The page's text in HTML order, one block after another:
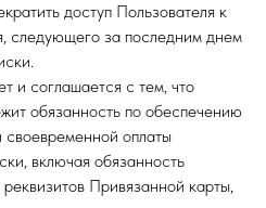
доступ Пользователя к
следующего за последним днем
и соглашается с тем, что
обязанность по обеспечению
оплаты
включая обязанность
Привязанной карты,